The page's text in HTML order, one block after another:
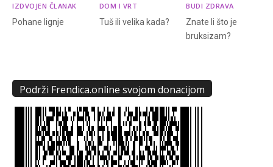
IZDVOJEN ČLANAK
Pohane lignje
DOM I VRT
Tuš ili velika kada?
BUDI ZDRAVA
Znate li što je
bruksizam?
Podrži Frendica.online svojom donacijom